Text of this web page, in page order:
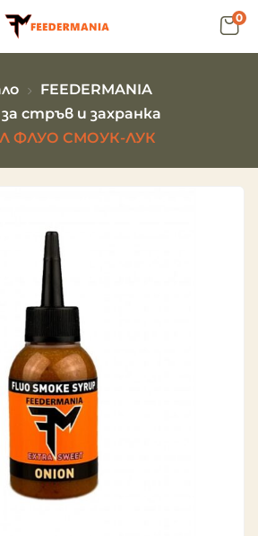
0
FEEDERMANIA
за стръв и захранка
ФЛУО СМОУК-ЛУК